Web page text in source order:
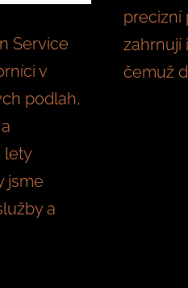
Service
v
podlah,
lety
jsme
a
precizní
zahrnují
čemuž